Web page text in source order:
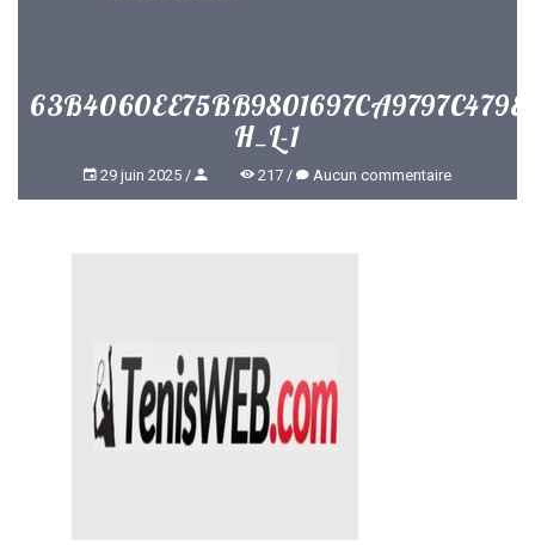
H_L-1
29 juin 2025 217 Aucun commentaire